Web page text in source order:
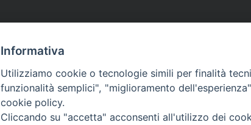
CONTATTI
via Bonporti, 20 –
Informativa
Utilizziamo cookie o tecnologie simili per finalità
funzionalità semplici", "miglioramento
cookie policy.
Cliccando su "accetta" acconsenti all'utilizzo dei